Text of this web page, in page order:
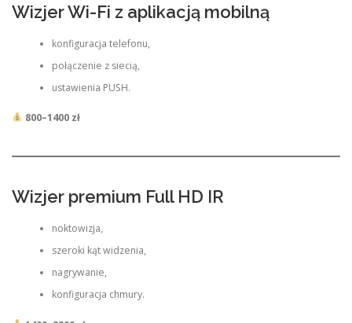
Wizjer Wi-Fi z aplikacją mobilną
konfiguracja telefonu,
połączenie z siecią,
ustawienia PUSH.
800–1400 zł
Wizjer premium Full HD IR
noktowizja,
szeroki kąt widzenia,
nagrywanie,
konfiguracja chmury.